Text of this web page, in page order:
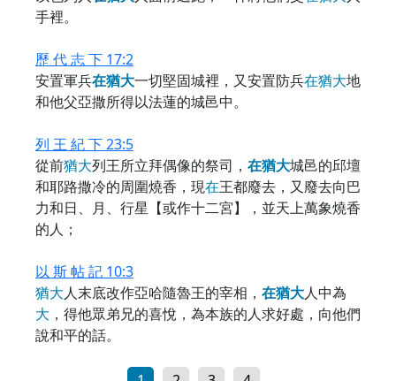
手裡。
歷 代 志 下 17:2
安置軍兵在猶大一切堅固城裡，又安置防兵在猶大地
和他父亞撒所得以法蓮的城邑中。
列 王 紀 下 23:5
從前猶大列王所立拜偶像的祭司， 在猶大城邑的邱壇
和耶路撒冷的周圍燒香，現在王都廢去，又廢去向巴
力和日、月、行星【或作十二宮】，並天上萬象燒香
的人；
以 斯 帖 記 10:3
猶大人末底改作亞哈隨魯王的宰相， 在猶大人中為
大 ，得他眾弟兄的喜悅，為本族的人求好處，向他們
說和平的話。